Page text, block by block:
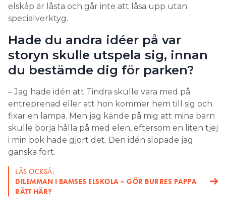
elskåp är låsta och går inte att låsa upp utan
specialverktyg.
Hade du andra idéer på var
storyn skulle utspela sig, innan
du bestämde dig för parken?
– Jag hade idén att Tindra skulle vara med på
entreprenad eller att hon kommer hem till sig och
fixar en lampa. Men jag kände på mig att mina barn
skulle börja hålla på med elen, eftersom en liten tjej
i min bok hade gjort det. Den idén slopade jag
ganska fort.
LÄS OCKSÅ:
DILEMMAN I BAMSES ELSKOLA – GÖR BURRES PAPPA
RÄTT HÄR?